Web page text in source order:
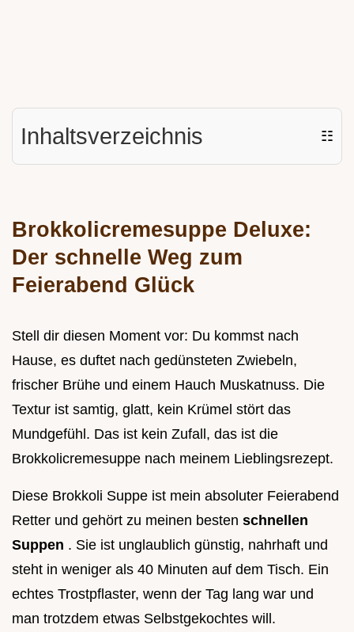
Inhaltsverzeichnis ☷
Brokkolicremesuppe Deluxe:
Der schnelle Weg zum
Feierabend Glück
Stell dir diesen Moment vor: Du kommst nach
Hause, es duftet nach gedünsteten Zwiebeln,
frischer Brühe und einem Hauch Muskatnuss. Die
Textur ist samtig, glatt, kein Krümel stört das
Mundgefühl. Das ist kein Zufall, das ist die
Brokkolicremesuppe nach meinem Lieblingsrezept.
Diese Brokkoli Suppe ist mein absoluter Feierabend
Retter und gehört zu meinen besten schnellen
Suppen . Sie ist unglaublich günstig, nahrhaft und
steht in weniger als 40 Minuten auf dem Tisch. Ein
echtes Trostpflaster, wenn der Tag lang war und
man trotzdem etwas Selbstgekochtes will.